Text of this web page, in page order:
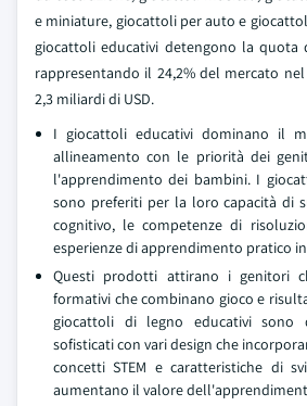
e miniature, giocattoli per auto e
giocattoli educativi detengono la quota
rappresentando il 24,2% del mercato
2,3 miliardi di USD.
I giocattoli educativi dominano il
allineamento con le priorità dei
l'apprendimento dei bambini. I
sono preferiti per la loro capacità di
cognitivo, le competenze di
esperienze di apprendimento pratico
Questi prodotti attirano i genitori
formativi che combinano gioco e
giocattoli di legno educativi sono
sofisticati con vari design che
concetti STEM e caratteristiche di
aumentano il valore